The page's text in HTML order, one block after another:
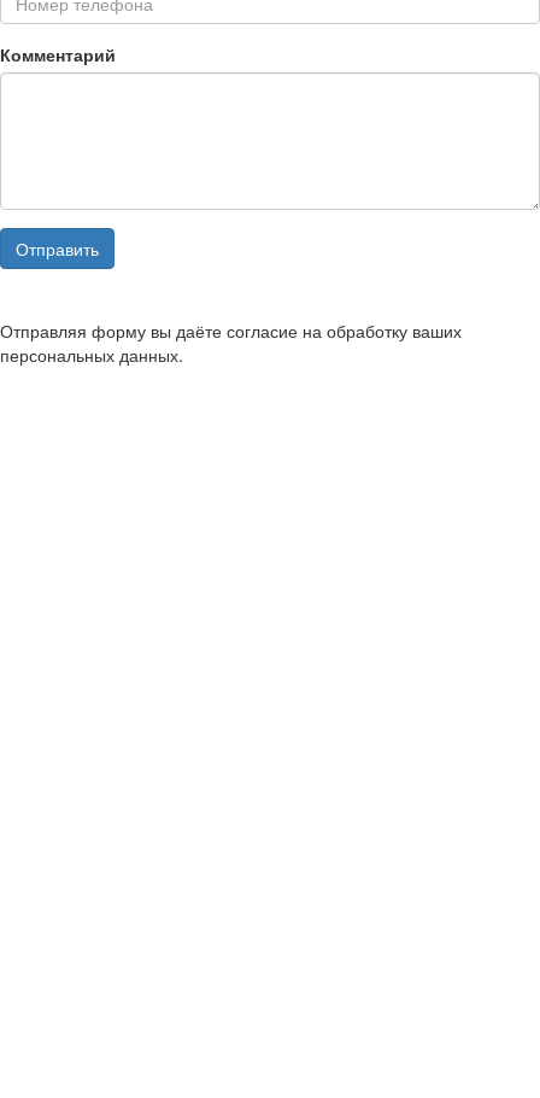
Комментарий
Отправить
Отправляя форму вы даёте согласие на обработку ваших
персональных данных.